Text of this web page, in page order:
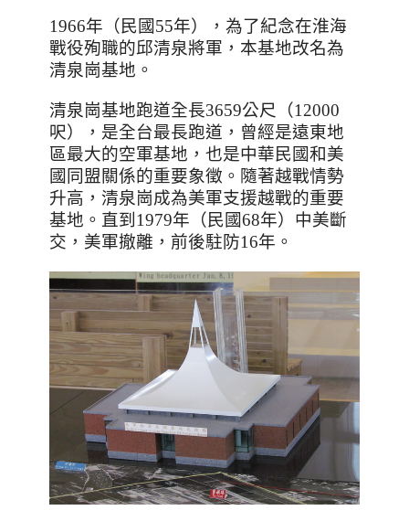
1966年（民國55年），為了紀念在淮海
戰役殉職的邱清泉將軍，本基地改名為
清泉崗基地。
清泉崗基地跑道全長3659公尺（12000
呎），是全台最長跑道，曾經是遠東地
區最大的空軍基地，也是中華民國和美
國同盟關係的重要象徵。 隨著越戰情勢
升高，清泉崗成為美軍支援越戰的重要
基地。直到 1979年（民國68年）中美斷
交，美軍撤離，前後駐防16年。